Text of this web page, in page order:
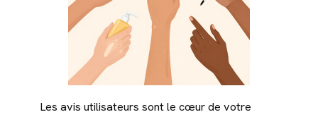
Les avis utilisateurs sont le cœur de votre